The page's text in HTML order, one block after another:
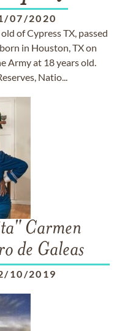
07/2020
of Cypress TX, passed
in Houston, TX on
Army at 18 years old.
Natio...
Carmen
de Galeas
10/2019